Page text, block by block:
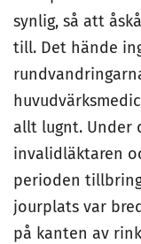
synlig, så att
till. Det hände
allt lugnt. Under
invalidläktaren
perioden
jourplats var
på kanten av